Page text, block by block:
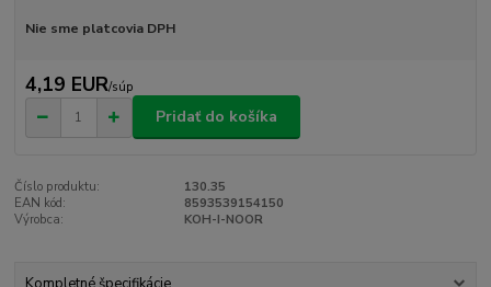
Nie sme platcovia DPH
4,19 EUR/súp
Pridať do košíka
Číslo produktu:
130.35
EAN kód:
8593539154150
Výrobca:
KOH-I-NOOR